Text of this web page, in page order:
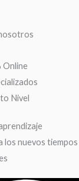
Online
Nivel
los nuevos tiempos